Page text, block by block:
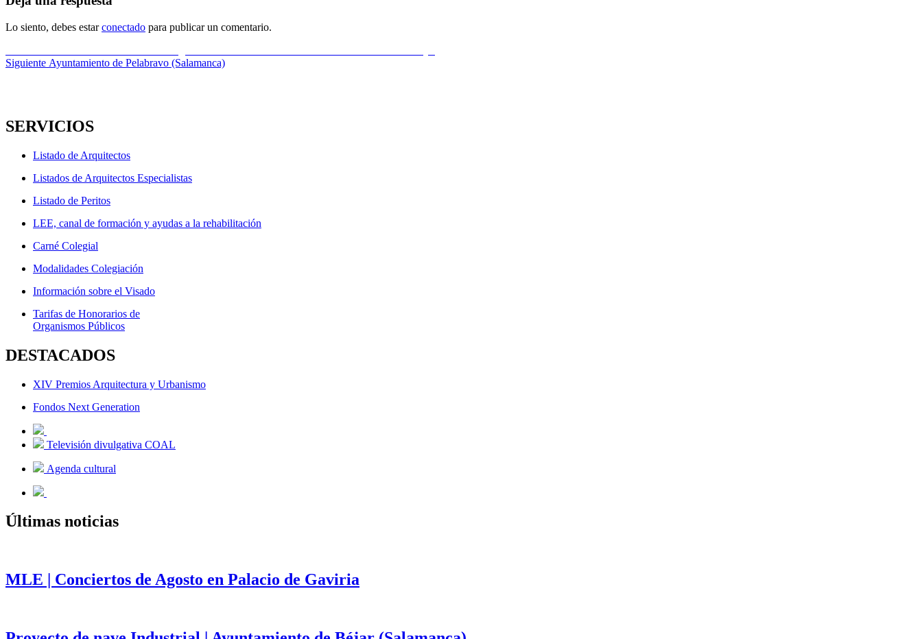
Lo siento, debes estarconectado para publicar un comentario.
Navegación
de
anterior:
Siguiente Entrada
Ayuntamiento de Pelabravo (Salamanca)
SERVICIOS
Listado de Arquitectos
Listados de Arquitectos Especialistas
Listado de Peritos
LEE, canal de formación y ayudas a la rehabilitación
Carné Colegial
Modalidades Colegiación
Información sobre el Visado
Tarifas de Honorarios de
Organismos Públicos
DESTACADOS
XIV Premios Arquitectura y Urbanismo
Fondos Next Generation
Televisión divulgativa COAL
Agenda cultural
Últimas noticias
MLE | Conciertos de Agosto en Palacio de Gaviria